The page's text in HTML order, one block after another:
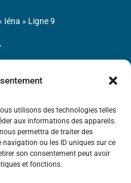
utilisons des technologies telles
aux informations des appareils.
permettra de traiter des
ou les ID uniques sur ce
son consentement peut avoir
et fonctions.
d’André-
Iéna » Ligne 9
APE : 9412Z TVA intra-